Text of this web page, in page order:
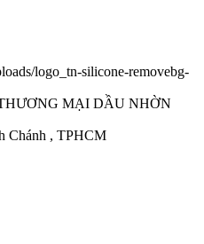
logo_tn-silicone-removebg-
MẠI DẦU NHỜN
Chánh , TPHCM